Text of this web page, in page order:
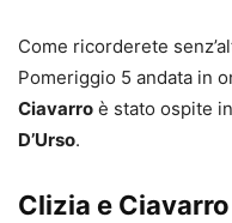
Come ricorderete
Pomeriggio 5 andata in
Ciavarro è stato ospite
D’Urso.
Clizia e